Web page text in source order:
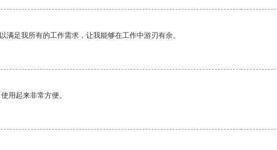
满足我所有的工作需求，让我能够在工作中游刃有余。
用起来非常方便。